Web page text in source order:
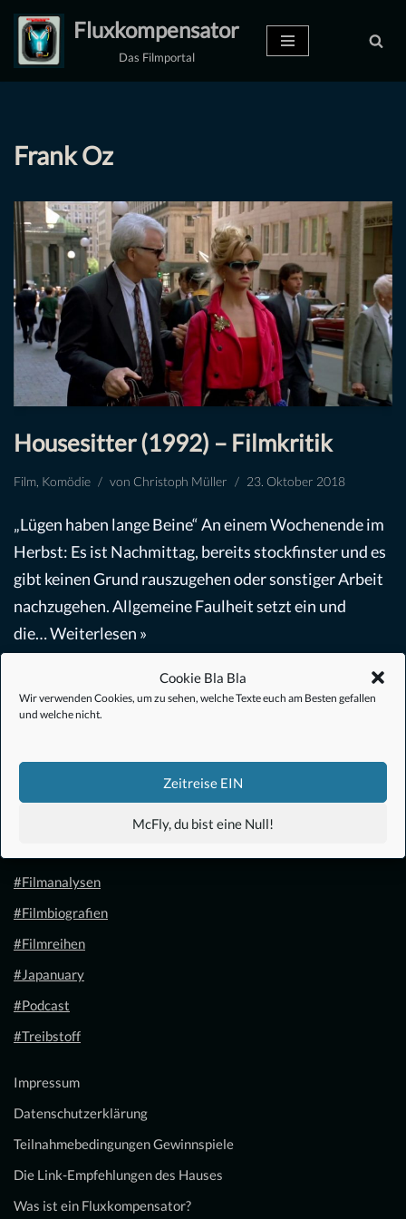
Cookie Bla Bla
Wir verwenden Cookies, um zu sehen, welche Texte euch am Besten gefallen
und welche nicht.
Zeitreise EIN
McFly, du bist eine Null!
Zum
Inhalt
Fluxkompensator
Das Filmportal
Frank Oz
Housesitter (1992) – Filmkritik
Film, Komödie von Christoph Müller 23. Oktober 2018
„Lügen haben lange Beine“ An einem Wochenende im
Herbst: Es ist Nachmittag, bereits stockfinster und es
gibt keinen Grund rauszugehen oder sonstiger Arbeit
nachzugehen. Allgemeine Faulheit setzt ein und
die…Weiterlesen »
#Filmanalysen
#Filmbiografien
#Filmreihen
#Japanuary
#Podcast
#Treibstoff
Impressum
Datenschutzerklärung
Teilnahmebedingungen Gewinnspiele
Die Link-Empfehlungen des Hauses
Was ist ein Fluxkompensator?